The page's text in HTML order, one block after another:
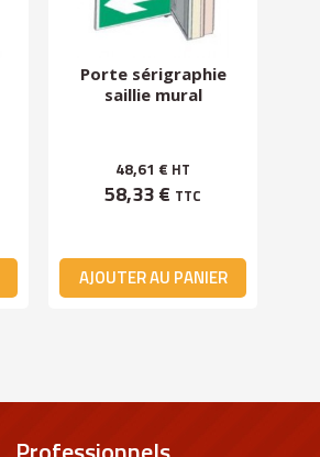
Porte sérigraphie
saillie mural
48,61 € HT
58,33 € TTC
AJOUTER AU PANIER